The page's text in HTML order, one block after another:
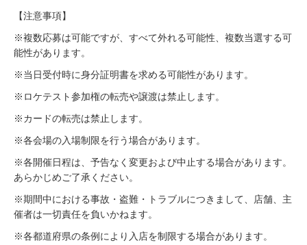
【注意事項】
※複数応募は可能ですが、すべて外れる可能性、複数当選する可
能性があります。
※当日受付時に身分証明書を求める可能性があります。
※ロケテスト参加権の転売や譲渡は禁止します。
※カードの転売は禁止します。
※各会場の入場制限を行う場合があります。
※各開催日程は、予告なく変更および中止する場合があります。
あらかじめご了承ください。
※期間中における事故・盗難・トラブルにつきまして、店舗、主
催者は一切責任を負いかねます。
※各都道府県の条例により入店を制限する場合があります。